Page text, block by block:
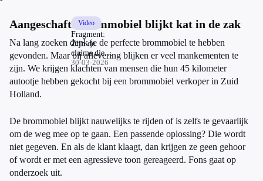
Video
Fragment:
Zijn de
claims die
influencers
doen over
Vitakruid
30-03-2026
Aangeschafte brommobiel blijkt kat in de zak
Na lang zoeken denk je de perfecte brommobiel te hebben
gevonden. Maar bij aflevering blijken er veel mankementen te
zijn. We krijgen klachten van mensen die hun 45 kilometer
autootje hebben gekocht bij een brommobiel verkoper in Zuid
Holland.
De brommobiel blijkt nauwelijks te rijden of is zelfs te gevaarlijk
om de weg mee op te gaan. Een passende oplossing? Die wordt
niet gegeven. En als de klant klaagt, dan krijgen ze geen gehoor
of wordt er met een agressieve toon gereageerd. Fons gaat op
onderzoek uit.